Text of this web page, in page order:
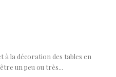
à la décoration des tables en
un peu ou très...